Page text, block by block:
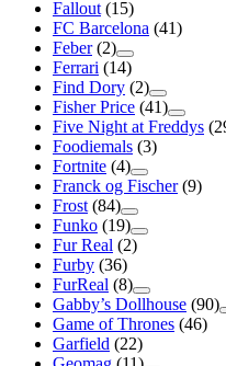
Fallout (15)
FC Barcelona (41)
Feber (2)
Ferrari (14)
Find Dory (2)
Fisher Price (41)
Five Night at Freddys
Foodiemals (3)
Fortnite (4)
Franck og Fischer (9)
Frost (84)
Funko (19)
Fur Real (2)
Furby (36)
FurReal (8)
Gabby’s Dollhouse (90)
Game of Thrones (46)
Garfield (22)